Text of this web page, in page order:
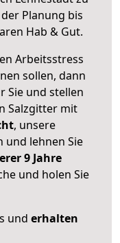
Planung bis
Hab & Gut.
Arbeitsstress
sollen, dann
Sie und stellen
Salzgitter mit
, unsere
und lehnen Sie
9 Jahre
und holen Sie
und erhalten